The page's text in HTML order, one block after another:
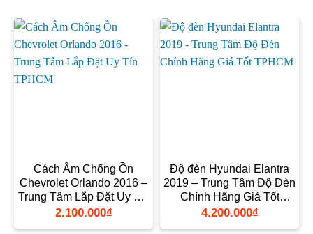
Cách Âm Chống Ồn
Chevrolet Orlando 2016 –
Trung Tâm Lắp Đặt Uy Tín
TPHCM
2.100.000₫
Độ đèn Hyundai Elantra
2019 – Trung Tâm Độ Đèn
Chính Hãng Giá Tốt
TPHCM
4.200.000₫